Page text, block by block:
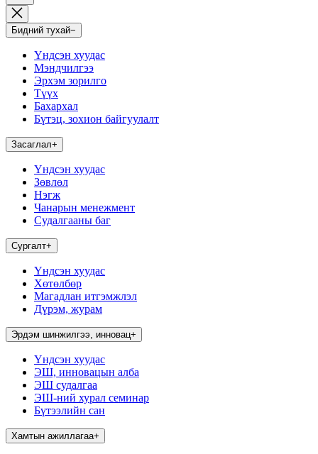
Бидний тухай−
Үндсэн хуудас
Мэндчилгээ
Эрхэм зорилго
Түүх
Бахархал
Бүтэц, зохион байгуулалт
Засаглал+
Үндсэн хуудас
Зөвлөл
Нэгж
Чанарын менежмент
Судалгааны баг
Сургалт+
Үндсэн хуудас
Хөтөлбөр
Магадлан итгэмжлэл
Дүрэм, журам
Эрдэм шинжилгээ, инновац+
Үндсэн хуудас
ЭШ, инновацын алба
ЭШ судалгаа
ЭШ-ний хурал семинар
Бүтээлийн сан
Хамтын ажиллагаа+